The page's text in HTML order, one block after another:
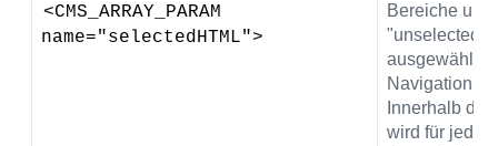
<CMS_ARRAY_PARAM
name="selectedHTML">
Bereiche und
Navigation.
Innerhalb
wird für jede